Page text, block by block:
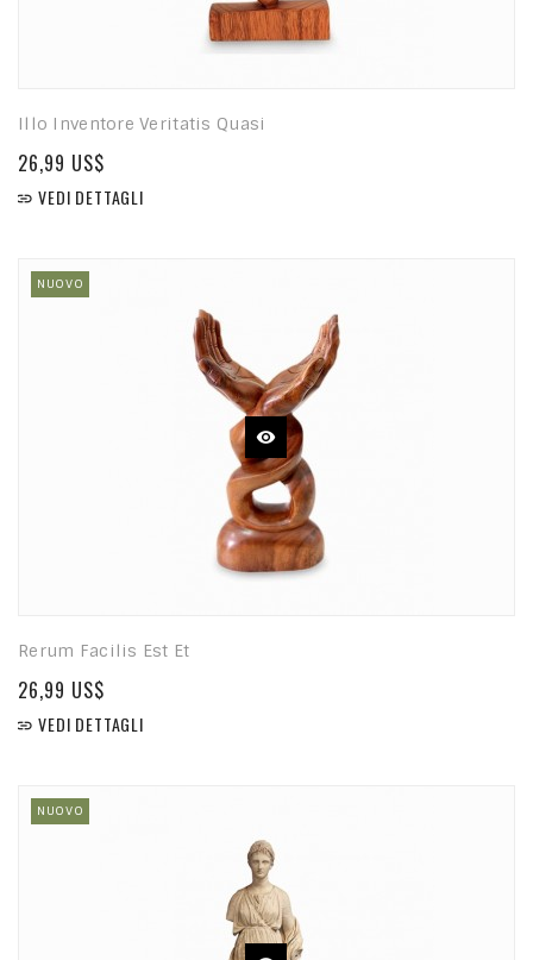
Illo Inventore Veritatis Quasi
26,99 US$
 VEDI DETTAGLI
NUOVO
Rerum Facilis Est Et
26,99 US$
 VEDI DETTAGLI
NUOVO